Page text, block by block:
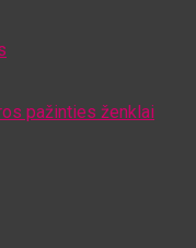
pažinties ženklai